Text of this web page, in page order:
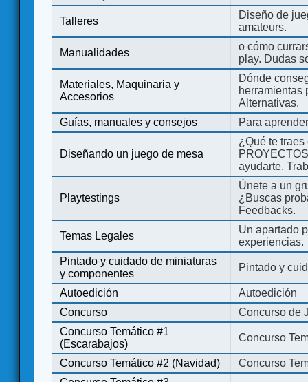
Talleres
Diseño de
amateurs.
Manualidades
o cómo
play. Dudas
Materiales, Maquinaria y
Accesorios
Dónde
herramientas
Alternativas.
Guías, manuales y consejos
Para
Diseñando un juego de mesa
¿Qué te
ayudarte.
Playtestings
Únete a un
¿Buscas
Feedbacks.
Temas Legales
Un apartado
experiencias.
Pintado y cuidado de miniaturas
y componentes
Pintado y
Autoedición
Autoedición
Concurso
Concurso de
Concurso Temático #1
(Escarabajos)
Concurso
Concurso Temático #2 (Navidad)
Concurso